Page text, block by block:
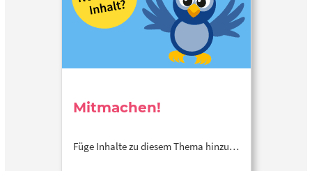
Mitmachen!
Füge Inhalte zu diesem Thema hinzu…